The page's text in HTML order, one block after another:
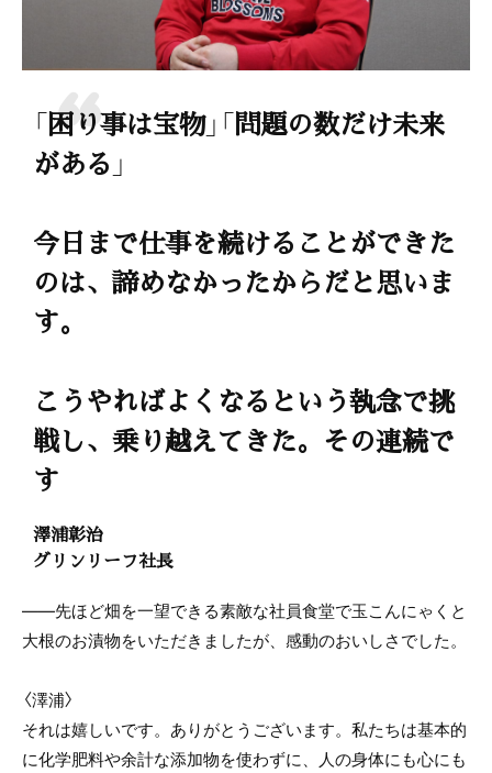
「困り事は宝物」「問題の数だけ未来
がある」
今日まで仕事を続けることができた
のは、諦めなかったからだと思いま
す。
こうやればよくなるという執念で挑
戦し、乗り越えてきた。その連続で
す
澤浦彰治
グリンリーフ社長
――先ほど畑を一望できる素敵な社員食堂で玉こんにゃくと
大根のお漬物をいただきましたが、感動のおいしさでした。
〈澤浦〉
それは嬉しいです。ありがとうございます。私たちは基本的
に化学肥料や余計な添加物を使わずに、人の身体にも心にも